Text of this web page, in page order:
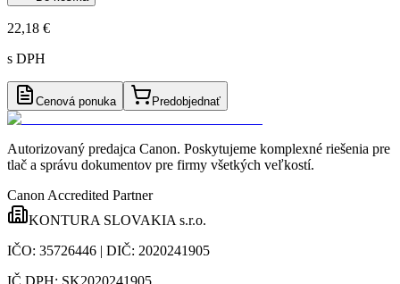
22,18 €
s DPH
Cenová ponuka Predobjednať
Autorizovaný predajca Canon. Poskytujeme komplexné riešenia pre
tlač a správu dokumentov pre firmy všetkých veľkostí.
Canon Accredited Partner
KONTURA SLOVAKIA s.r.o.
IČO: 35726446 | DIČ: 2020241905
IČ DPH: SK2020241905